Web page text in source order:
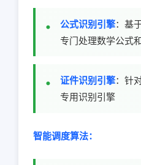
公式识别引擎：基
专门处理数学公式
证件识别引擎：针
专用识别引擎
智能调度算法：